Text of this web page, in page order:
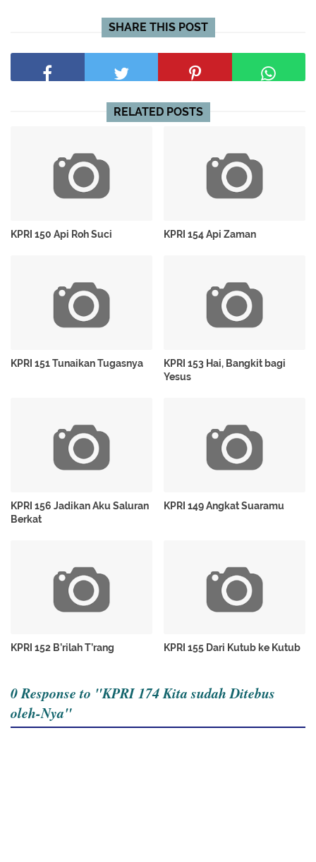
SHARE THIS POST
RELATED POSTS
KPRI 150 Api Roh Suci KPRI 154 Api Zaman
KPRI 151 Tunaikan Tugasnya
KPRI 153 Hai, Bangkit bagi
Yesus
KPRI 156 Jadikan Aku Saluran
Berkat
KPRI 149 Angkat Suaramu
KPRI 152 B’rilah T’rang KPRI 155 Dari Kutub ke Kutub
0 Response to "KPRI 174 Kita sudah Ditebus
oleh-Nya"